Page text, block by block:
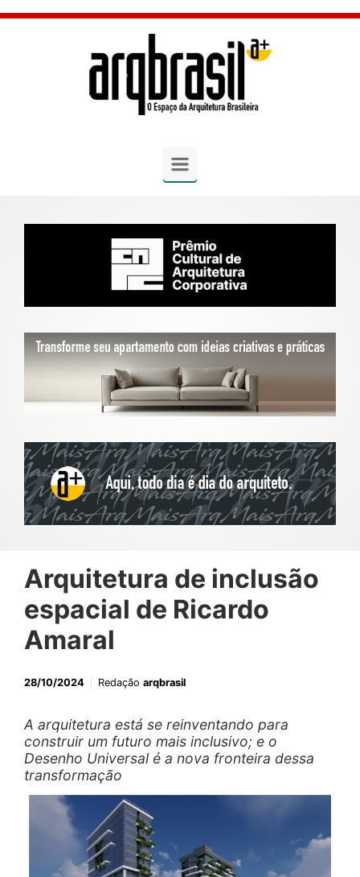
Skip to main content
Arquitetura de inclusão
espacial de Ricardo
Amaral
28/10/2024 Redação arqbrasil
A arquitetura está se reinventando para
construir um futuro mais inclusivo; e o
Desenho Universal é a nova fronteira dessa
transformação